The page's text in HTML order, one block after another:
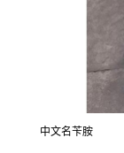
中文名苄胺